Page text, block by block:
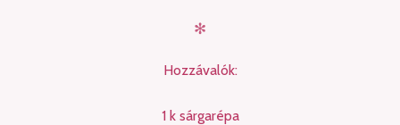
✻
Hozzávalók:
1 k sárgarépa